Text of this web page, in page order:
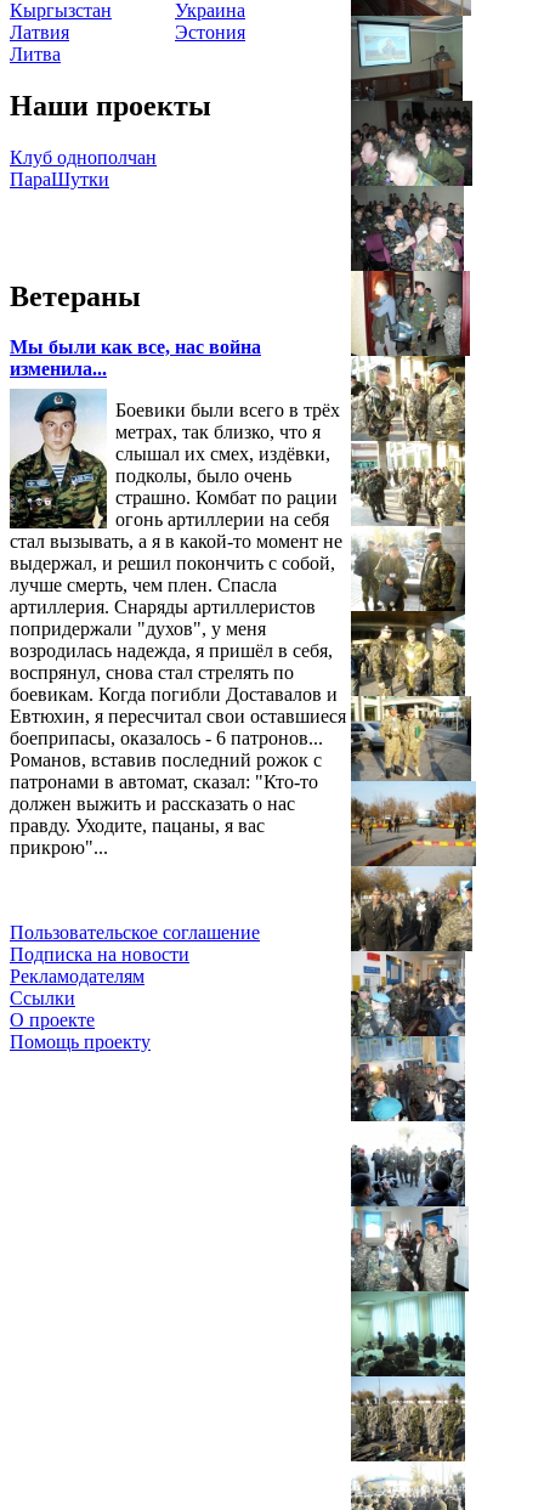
Кыргызстан
Латвия
Литва
Украина
Эстония
Наши проекты
Клуб однополчан
ПараШутки
Ветераны
Мы были как все, нас война
изменила...
Боевики были всего в трёх
метрах, так близко, что я
слышал их смех, издёвки,
подколы, было очень
страшно. Комбат по рации
огонь артиллерии на себя
стал вызывать, а я в какой-то момент не
выдержал, и решил покончить с собой,
лучше смерть, чем плен. Спасла
артиллерия. Снаряды артиллеристов
попридержали "духов", у меня
возродилась надежда, я пришёл в себя,
воспрянул, снова стал стрелять по
боевикам. Когда погибли Доставалов и
Евтюхин, я пересчитал свои оставшиеся
боеприпасы, оказалось - 6 патронов...
Романов, вставив последний рожок с
патронами в автомат, сказал: "Кто-то
должен выжить и рассказать о нас
правду. Уходите, пацаны, я вас
прикрою"...
Пользовательское соглашение
Подписка на новости
Рекламодателям
Ссылки
О проекте
Помощь проекту